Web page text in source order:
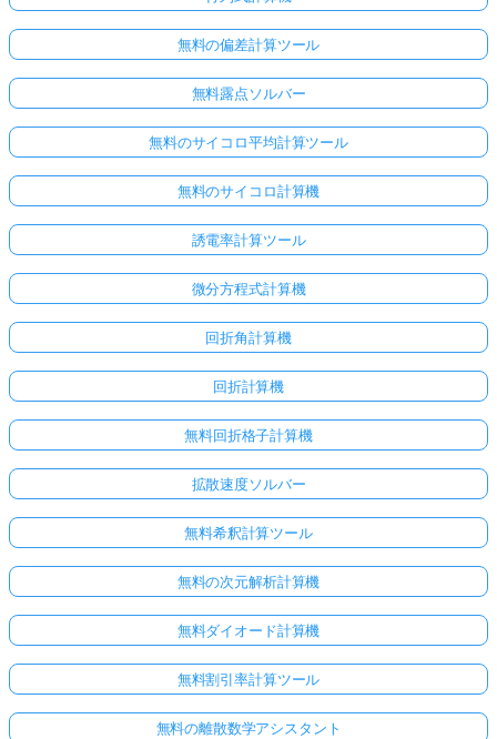
無料の偏差計算ツール
無料露点ソルバー
無料のサイコロ平均計算ツール
無料のサイコロ計算機
誘電率計算ツール
微分方程式計算機
回折角計算機
回折計算機
無料回折格子計算機
拡散速度ソルバー
無料希釈計算ツール
無料の次元解析計算機
無料ダイオード計算機
無料割引率計算ツール
無料の離散数学アシスタント